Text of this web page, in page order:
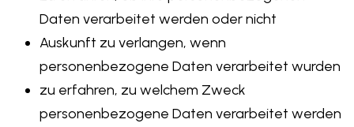
Daten verarbeitet werden oder nicht
Auskunft zu verlangen, wenn
personenbezogene Daten verarbeitet wurden
zu erfahren, zu welchem Zweck
personenbezogene Daten verarbeitet werden